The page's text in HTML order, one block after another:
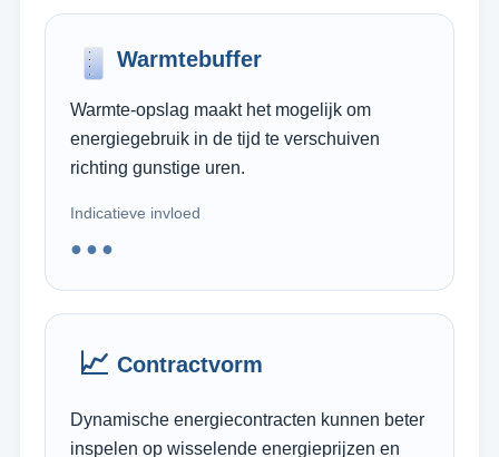
Warmtebuffer
Warmte-opslag maakt het mogelijk om
energiegebruik in de tijd te verschuiven
richting gunstige uren.
Indicatieve invloed
●●●
📈 Contractvorm
Dynamische energiecontracten kunnen beter
inspelen op wisselende energieprijzen en